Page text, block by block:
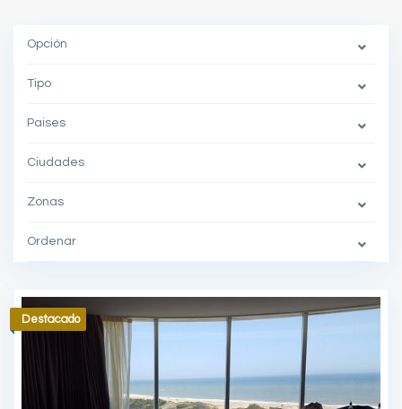
Opción
Tipo
Paises
Ciudades
Zonas
Ordenar
Destacado